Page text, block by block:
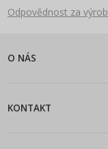
Odpovědnost za
O NÁS
KONTAKT